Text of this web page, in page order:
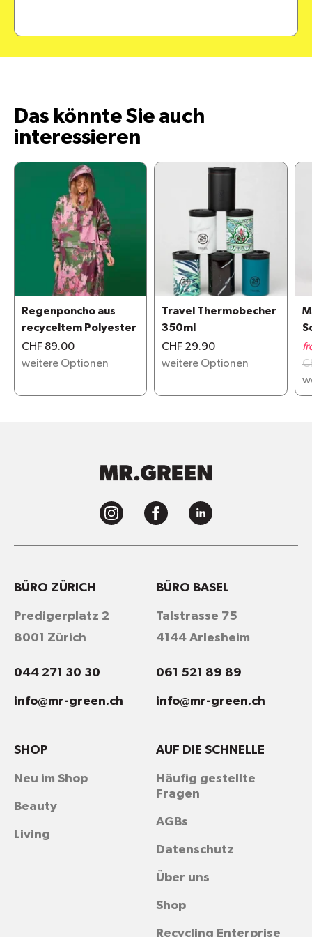
Das könnte Sie auch
interessieren
Regenponcho aus
recyceltem Polyester
CHF 89.00
weitere Optionen
Travel Thermobecher
350ml
CHF 29.90
weitere Optionen
BÜRO ZÜRICH
Predigerplatz 2
8001 Zürich
044 271 30 30
info@mr-green.ch
BÜRO BASEL
Talstrasse 75
4144 Arlesheim
061 521 89 89
info@mr-green.ch
AUF DIE SCHNELLE
Häufig gestellte
Fragen
AGBs
Datenschutz
Über uns
Shop
Recycling Enterprise
SHOP
Neu im Shop
Beauty
Living